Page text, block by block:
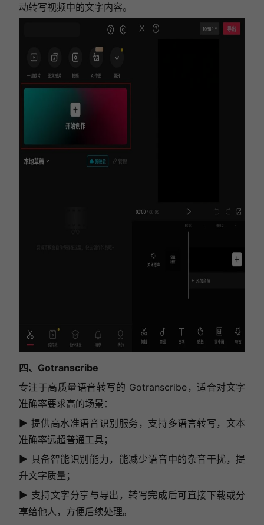
动转写视频中的文字内容。
四、Gotranscribe
专注于高质量语音转写的 Gotranscribe，适合对文字
准确率要求高的场景：
▶ 提供高水准语音识别服务，支持多语言转写，文本
准确率远超普通工具；
▶ 具备智能识别能力，能减少语音中的杂音干扰，提
升文字质量；
▶ 支持文字分享与导出，转写完成后可直接下载或分
享给他人，方便后续处理。